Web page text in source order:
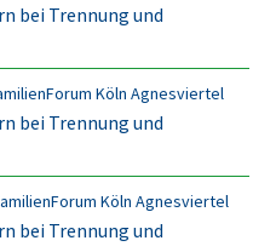
bei Trennung und
Köln Agnesviertel
bei Trennung und
Köln Agnesviertel
bei Trennung und